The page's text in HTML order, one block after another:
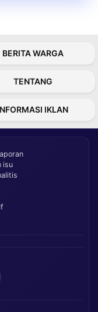
BERITA WARGA
TENTANG
IKLAN
isu